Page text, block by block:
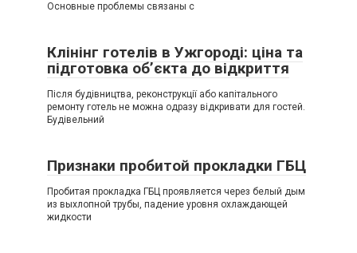
Основные проблемы связаны с
Клінінг готелів в Ужгороді: ціна та
підготовка об’єкта до відкриття
Після будівництва, реконструкції або капітального
ремонту готель не можна одразу відкривати для гостей.
Будівельний
Признаки пробитой прокладки ГБЦ
Пробитая прокладка ГБЦ проявляется через белый дым
из выхлопной трубы, падение уровня охлаждающей
жидкости